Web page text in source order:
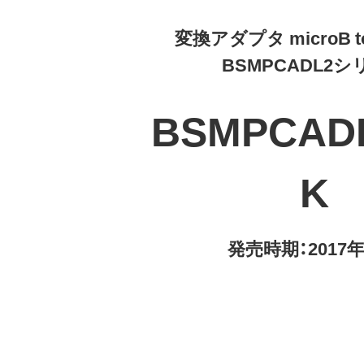
変換アダプタ microB
BSMPCADL2シ
K
発売時期：2017